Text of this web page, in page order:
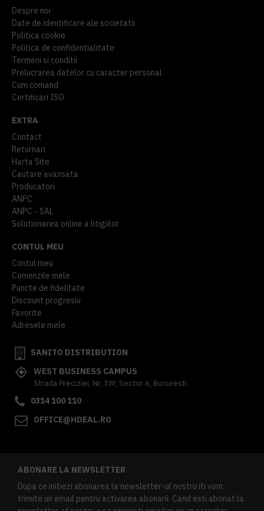
Despre noi
Date de identificare ale societatii
Politica cookie
Politica de confidentialitate
Termeni si conditii
Prelucrarea datelor cu caracter personal
Cum comand
Certificari ISO
EXTRA
Contact
Returnari
Harta Site
Cautare avansata
Producatori
ANPC
ANPC - SAL
Solutionarea online a litigiilor
CONTUL MEU
Contul meu
Comenzile mele
Puncte de fidelitate
Discount progresiv
Favorite
Adresele mele
SANITO DISTRIBUTION
WEST BUSINESS CAMPUS
Strada Preciziei, Nr, 3W, Sector 6, Bucuresti
0314 100 110
OFFICE@HDEAL.RO
ABONARE LA NEWSLETTER
Dupa ce initiezi abonarea la newsletter-ul nostru iti vom
trimite un email pentru activarea abonarii. Cand esti abonat la